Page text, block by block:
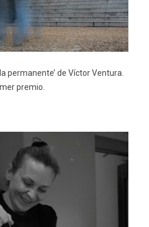
permanente’ de Víctor Ventura.
premio.